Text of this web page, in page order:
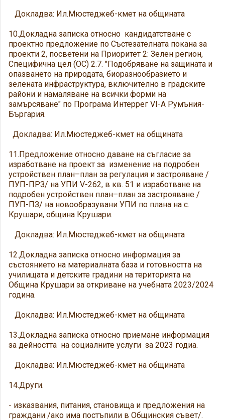
Докладва: Ил.Мюстеджеб-кмет на общината
10.Докладна записка относно кандидатстване с
проектно предложение по Състезателната покана за
проекти 2, посветени на Приоритет 2: Зелен регион,
Специфична цел (ОС) 2.7. "Подобряване на защината и
опазването на природата, биоразнообразието и
зелената инфраструктура, включително в градските
райони и намаляване на всички форми на
замърсяване" по Програма Интеррег VI-А Румъния-
Бъргария.
Докладва: Ил.Мюстеджеб-кмет на общината
11.Предложение относно даване на съгласие за
изработване на проект за изменение на подробен
устройствен план–план за регулация и застрояване /
ПУП-ПРЗ/ на УПИ V-262, в кв. 51 и изработване на
подробен устройствен план–план за застрояване /
ПУП-ПЗ/ на новообразувани УПИ по плана на с.
Крушари, община Крушари.
Докладва: Ил.Мюстеджеб-кмет на общината
12.Докладна записка относно информация за
състоянието на материалната база и готовността на
училищата и детските градини на територията на
Община Крушари за откриване на учебната 2023/2024
година.
Докладва: Ил.Мюстеджеб-кмет на общината
13.Докладна записка относно приемане информация
за дейността на социалните услуги за 2023 годиа.
Докладва: Ил.Мюстеджеб-кмет на общината
14.Други.
- изказвания, питания, становища и предложения на
граждани /ако има постъпили в Общинския съвет/.